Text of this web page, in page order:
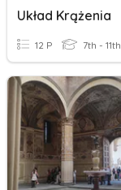
Układ Krążenia
12 P 7th - 11th